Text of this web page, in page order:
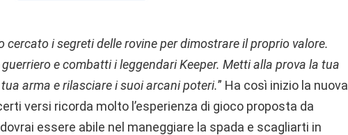
cercato i segreti delle rovine per dimostrare il proprio valore.
e combatti i leggendari Keeper. Metti alla prova la tua
arma e rilasciare i suoi arcani poteri.” Ha così inizio la nuova
versi ricorda molto l’esperienza di gioco proposta da
essere abile nel maneggiare la spada e scagliarti in